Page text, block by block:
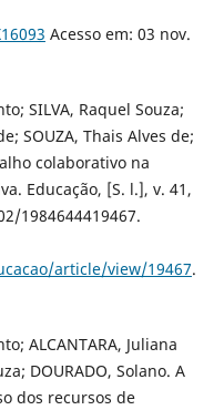
Acesso em: 03 nov.
SILVA, Raquel Souza;
SOUZA, Thais Alves de;
colaborativo na
Educação, [S. l.], v. 41,
1984644419467.
article/view/19467.
ALCANTARA, Juliana
DOURADO, Solano. A
dos recursos de